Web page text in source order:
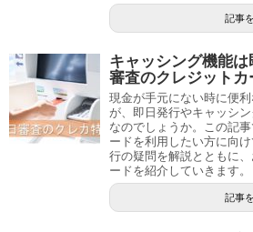
記事
キャッシング機能
審査のクレジットカ
現金が手元にない時に便
が、即日発行やキャッシ
なのでしょうか。この記
ードを利用したい方に向
行の疑問を解説とともに
ードを紹介していきます。
記事